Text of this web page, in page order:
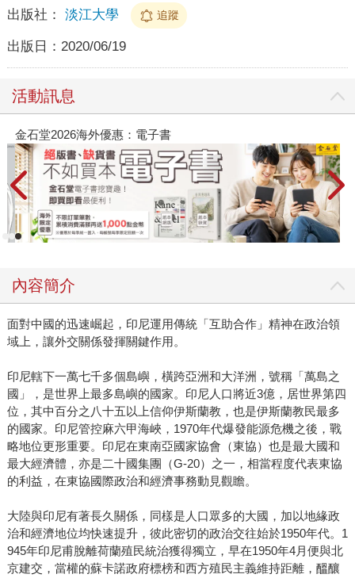
出版社： 淡江大學 追蹤
出版日： 2020/06/19
活動訊息
金石堂2026海外優惠：電子書
內容簡介
面對中國的迅速崛起，印尼運用傳統「互助合作」精神在政治領
域上，讓外交關係發揮關鍵作用。
印尼轄下一萬七千多個島嶼，橫跨亞洲和大洋洲，號稱「萬島之
國」，是世界上最多島嶼的國家。印尼人口將近3億，居世界第四
位，其中百分之八十五以上信仰伊斯蘭教，也是伊斯蘭教民最多
的國家。印尼管控麻六甲海峽，1970年代爆發能源危機之後，戰
略地位更形重要。印尼在東南亞國家協會（東協）也是最大國和
最大經濟體，亦是二十國集團（G-20）之一，相當程度代表東協
的利益，在東協國際政治和經濟事務動見觀瞻。
大陸與印尼有著長久關係，同樣是人口眾多的大國，加以地緣政
治和經濟地位均快速提升，彼此密切的政治交往始於1950年代。1
945年印尼甫脫離荷蘭殖民統治獲得獨立，早在1950年4月便與北
京建交，當權的蘇卡諾政府標榜和西方殖民主義維持距離，醞釀